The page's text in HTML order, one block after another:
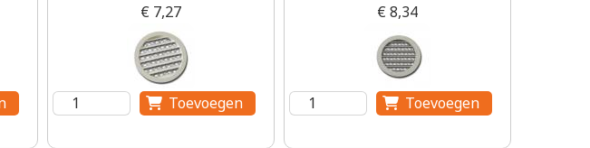
€ 7,27
€ 8,34